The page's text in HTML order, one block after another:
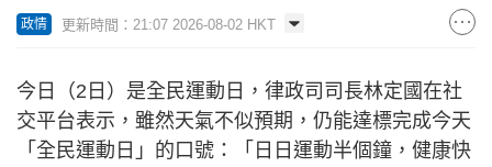
政情 更新時間：21:07 2026-08-02 HKT
今日（2日）是全民運動日，律政司司長林定國在社
交平台表示，雖然天氣不似預期，仍能達標完成今天
「全民運動日」的口號：「日日運動半個鐘，健康快